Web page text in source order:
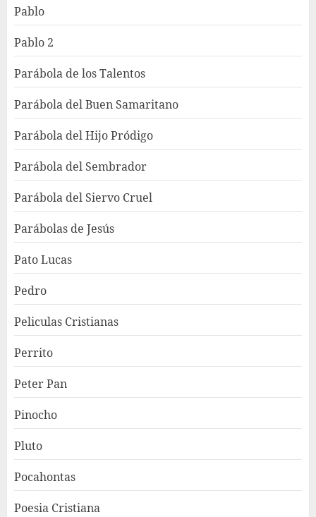
Pablo
Pablo 2
Parábola de los Talentos
Parábola del Buen Samaritano
Parábola del Hijo Pródigo
Parábola del Sembrador
Parábola del Siervo Cruel
Parábolas de Jesús
Pato Lucas
Pedro
Peliculas Cristianas
Perrito
Peter Pan
Pinocho
Pluto
Pocahontas
Poesia Cristiana